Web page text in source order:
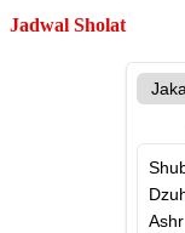
Jadwal Sholat